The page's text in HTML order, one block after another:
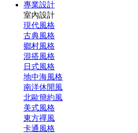
專業設計
室內設計
現代風格
古典風格
鄉村風格
混搭風格
日式風格
地中海風格
南洋休閒風
北歐簡約風
美式風格
東方禪風
卡通風格